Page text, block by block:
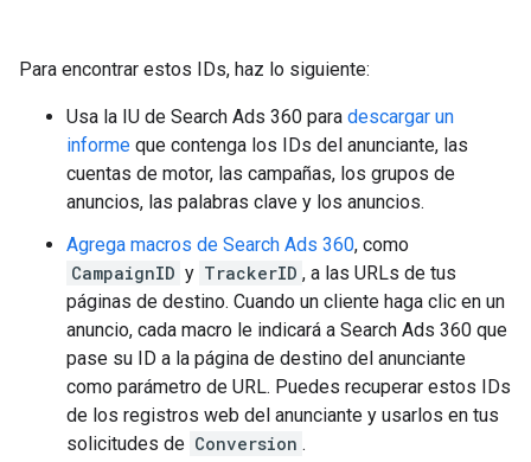
Para encontrar estos IDs, haz lo siguiente:
Usa la IU de Search Ads 360 para descargar un
informe que contenga los IDs del anunciante, las
cuentas de motor, las campañas, los grupos de
anuncios, las palabras clave y los anuncios.
Agrega macros de Search Ads 360, como
CampaignID y TrackerID , a las URLs de tus
páginas de destino. Cuando un cliente haga clic en un
anuncio, cada macro le indicará a Search Ads 360 que
pase su ID a la página de destino del anunciante
como parámetro de URL. Puedes recuperar estos IDs
de los registros web del anunciante y usarlos en tus
solicitudes de Conversion .